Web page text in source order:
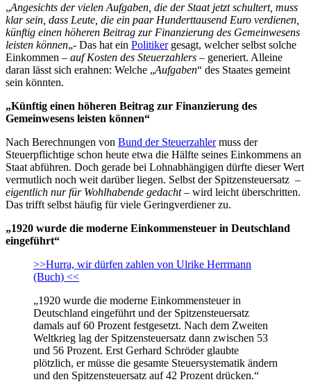
„Angesichts der vielen Aufgaben, die der Staat jetzt schultert, muss
klar sein, dass Leute, die ein paar Hunderttausend Euro verdienen,
künftig einen höheren Beitrag zur Finanzierung des Gemeinwesens
leisten können„- Das hat ein Politikergesagt, welcher selbst solche
Einkommen – auf Kosten des Steuerzahlers – generiert. Alleine
daran lässt sich erahnen: Welche „Aufgaben“ des Staates gemeint
sein könnten.
„Künftig einen höheren Beitrag zur Finanzierung des
Gemeinwesens leisten können“
Nach Berechnungen von Bund der Steuerzahlermuss der
Steuerpflichtige schon heute etwa die Hälfte seines Einkommens an
Staat abführen. Doch gerade bei Lohnabhängigen dürfte dieser Wert
vermutlich noch weit darüber liegen. Selbst der Spitzensteuersatz –
eigentlich nur für Wohlhabende gedacht– wird leicht überschritten.
Das trifft selbst häufig für viele Geringverdiener zu.
„1920 wurde die moderne Einkommensteuer in Deutschland
eingeführt“
>>Hurra, wir dürfen zahlen von Ulrike Herrmann
(Buch) <<
„1920 wurde die moderne Einkommensteuer in
Deutschland eingeführt und der Spitzensteuersatz
damals auf 60 Prozent festgesetzt. Nach dem Zweiten
Weltkrieg lag der Spitzensteuersatz dann zwischen 53
und 56 Prozent. Erst Gerhard Schröder glaubte
plötzlich, er müsse die gesamte Steuersystematik ändern
und den Spitzensteuersatz auf 42 Prozent drücken.“